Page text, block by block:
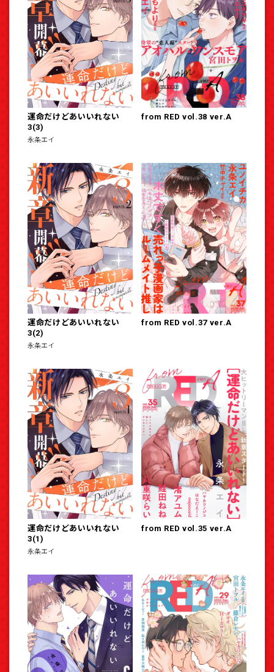
運命だけどあいいれない
3(3)
永条エイ
from RED vol.38 ver.A
運命だけどあいいれない
3(2)
永条エイ
from RED vol.37 ver.A
運命だけどあいいれない
3(1)
永条エイ
from RED vol.35 ver.A